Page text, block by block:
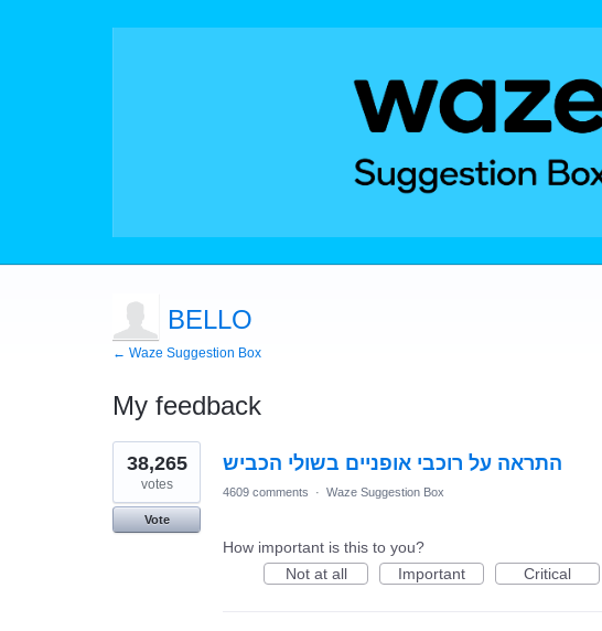
BELLO
← Waze Suggestion Box
My feedback
1
result
found
התראה על רוכבי אופניים בשולי הכביש 38,265
votes
Vote
4609 comments · Waze Suggestion Box
How important is this to you?
Not at all
Important Critical